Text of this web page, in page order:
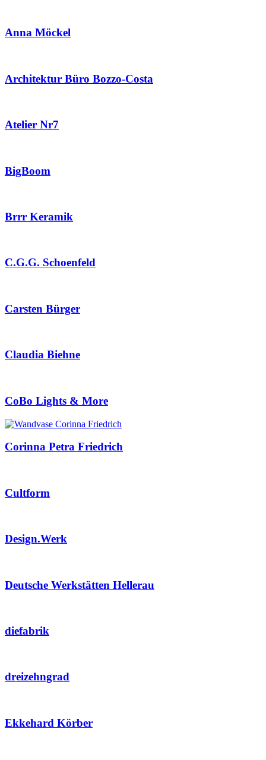
Anna Möckel
Architektur Büro Bozzo-Costa
Atelier Nr7
BigBoom
Brrr Keramik
C.G.G. Schoenfeld
Carsten Bürger
Claudia Biehne
CoBo Lights & More
Corinna Petra Friedrich
Cultform
Design.Werk
Deutsche Werkstätten Hellerau
diefabrik
dreizehngrad
Ekkehard Körber